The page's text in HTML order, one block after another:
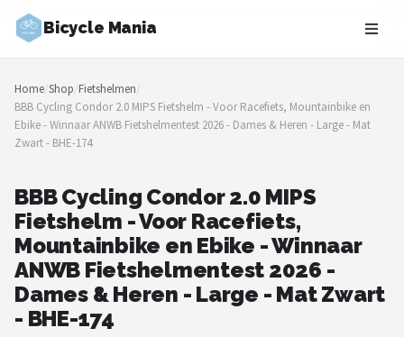
Bicycle Mania
Zoeken
NAVIGATIE
Shop
Blog
Fietsroutes
Kinderfietsen
Home/Shop/Fietshelmen/
BBB Cycling Condor 2.0 MIPS Fietshelm - Voor Racefiets, Mountainbike en
Ebike - Winnaar ANWB Fietshelmentest 2026 - Dames & Heren - Large - Mat
Zwart - BHE-174
BBB Cycling Condor 2.0 MIPS
Fietshelm - Voor Racefiets,
Mountainbike en Ebike - Winnaar
ANWB Fietshelmentest 2026 -
Dames & Heren - Large - Mat Zwart
- BHE-174